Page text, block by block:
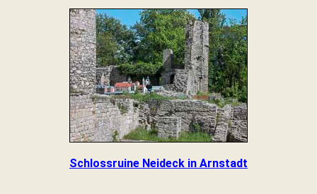
Schlossruine Neideck in Arnstadt